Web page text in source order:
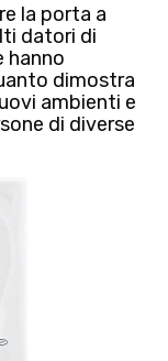
la porta a
datori di
hanno
dimostra
ambienti e
di diverse